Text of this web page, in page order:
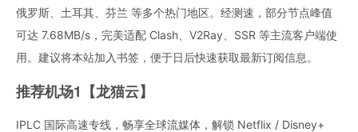
俄罗斯、土耳其、芬兰 等多个热门地区。经测速，部分节点峰值
可达 7.68MB/s，完美适配 Clash、V2Ray、SSR 等主流客户端使
用。建议将本站加入书签，便于日后快速获取最新订阅信息。
推荐机场1【龙猫云】
IPLC 国际高速专线，畅享全球流媒体，解锁 Netflix / Disney+